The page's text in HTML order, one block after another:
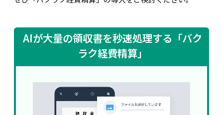
AIが大量の領収書を秒速処理する「バク
ラク経費精算」